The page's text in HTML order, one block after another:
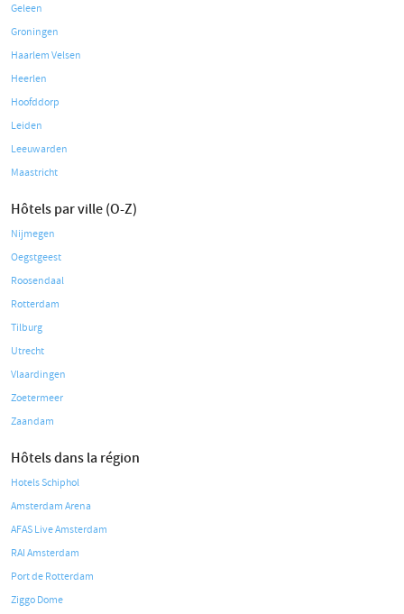
Geleen
Groningen
Haarlem Velsen
Heerlen
Hoofddorp
Leiden
Leeuwarden
Maastricht
Hôtels par ville (O-Z)
Nijmegen
Oegstgeest
Roosendaal
Rotterdam
Tilburg
Utrecht
Vlaardingen
Zoetermeer
Zaandam
Hôtels dans la région
Hotels Schiphol
Amsterdam Arena
AFAS Live Amsterdam
RAI Amsterdam
Port de Rotterdam
Ziggo Dome